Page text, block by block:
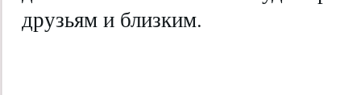
друзьям и близким.